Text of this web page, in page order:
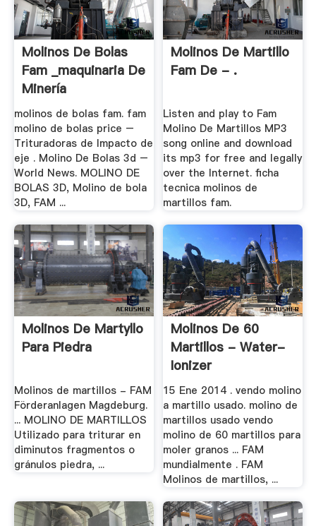
Molinos De Bolas
Fam _maquinaria De
Minería
molinos de bolas fam. fam
molino de bolas price –
Trituradoras de Impacto de
eje . Molino De Bolas 3d –
World News. MOLINO DE
BOLAS 3D, Molino de bola
3D, FAM ...
Molinos De Martillo
Fam De - .
Listen and play to Fam
Molino De Martillos MP3
song online and download
its mp3 for free and legally
over the Internet. ficha
tecnica molinos de
martillos fam.
Molinos De Martyllo
Para Piedra
Molinos de martillos - FAM
Förderanlagen Magdeburg.
... MOLINO DE MARTILLOS
Utilizado para triturar en
diminutos fragmentos o
gránulos piedra, ...
Molinos De 60
Martillos - Water-
Ionizer
15 Ene 2014 . vendo molino
a martillo usado. molino de
martillos usado vendo
molino de 60 martillos para
moler granos ... FAM
mundialmente . FAM
Molinos de martillos, ...